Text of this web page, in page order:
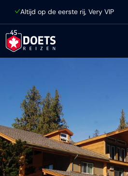
Altijd op de eerste rij, Very VIP